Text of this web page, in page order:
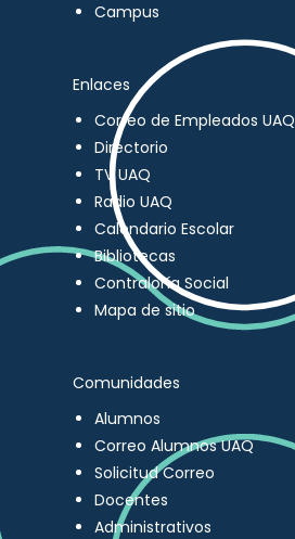
Campus
Enlaces
Correo de Empleados UAQ
Directorio
TV UAQ
Radio UAQ
Calendario Escolar
Bibliotecas
Contraloría Social
Mapa de sitio
Comunidades
Alumnos
Correo Alumnos UAQ
Solicitud Correo
Docentes
Administrativos